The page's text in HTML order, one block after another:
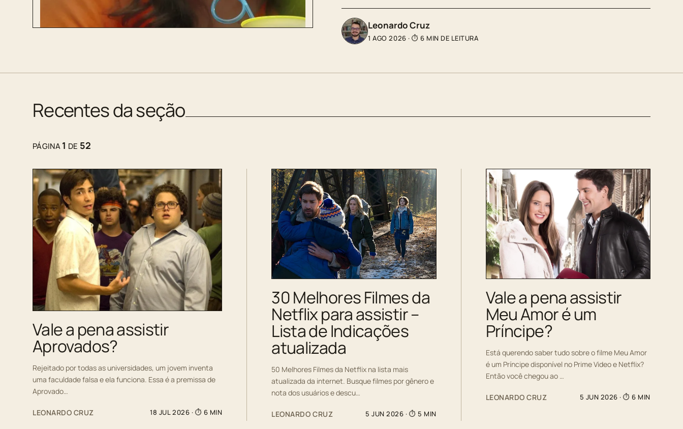
Leonardo Cruz
1 AGO 2026 ·⏱ 6 MIN DE LEITURA
Recentes da seção
PÁGINA1 DE 52
Vale a pena assistir
Aprovados?
Rejeitado por todas as universidades, um jovem inventa
uma faculdade falsa e ela funciona. Essa é a premissa de
Aprovado…
LEONARDO CRUZ 18 JUL 2026 · ⏱ 6 MIN
30 Melhores Filmes da
Netflix para assistir –
Lista de Indicações
atualizada
50 Melhores Filmes da Netflix na lista mais
atualizada da internet. Busque filmes por gênero e
nota dos usuários e descu…
LEONARDO CRUZ 5 JUN 2026 · ⏱ 5 MIN
Vale a pena assistir
Meu Amor é um
Príncipe?
Está querendo saber tudo sobre o filme Meu Amor
é um Príncipe disponível no Prime Video e Netflix?
Então você chegou ao …
LEONARDO CRUZ 5 JUN 2026 · ⏱ 6 MIN